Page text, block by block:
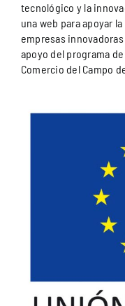
tecnológico y la
una web para apoyar
empresas
apoyo del programa
Comercio del Campo